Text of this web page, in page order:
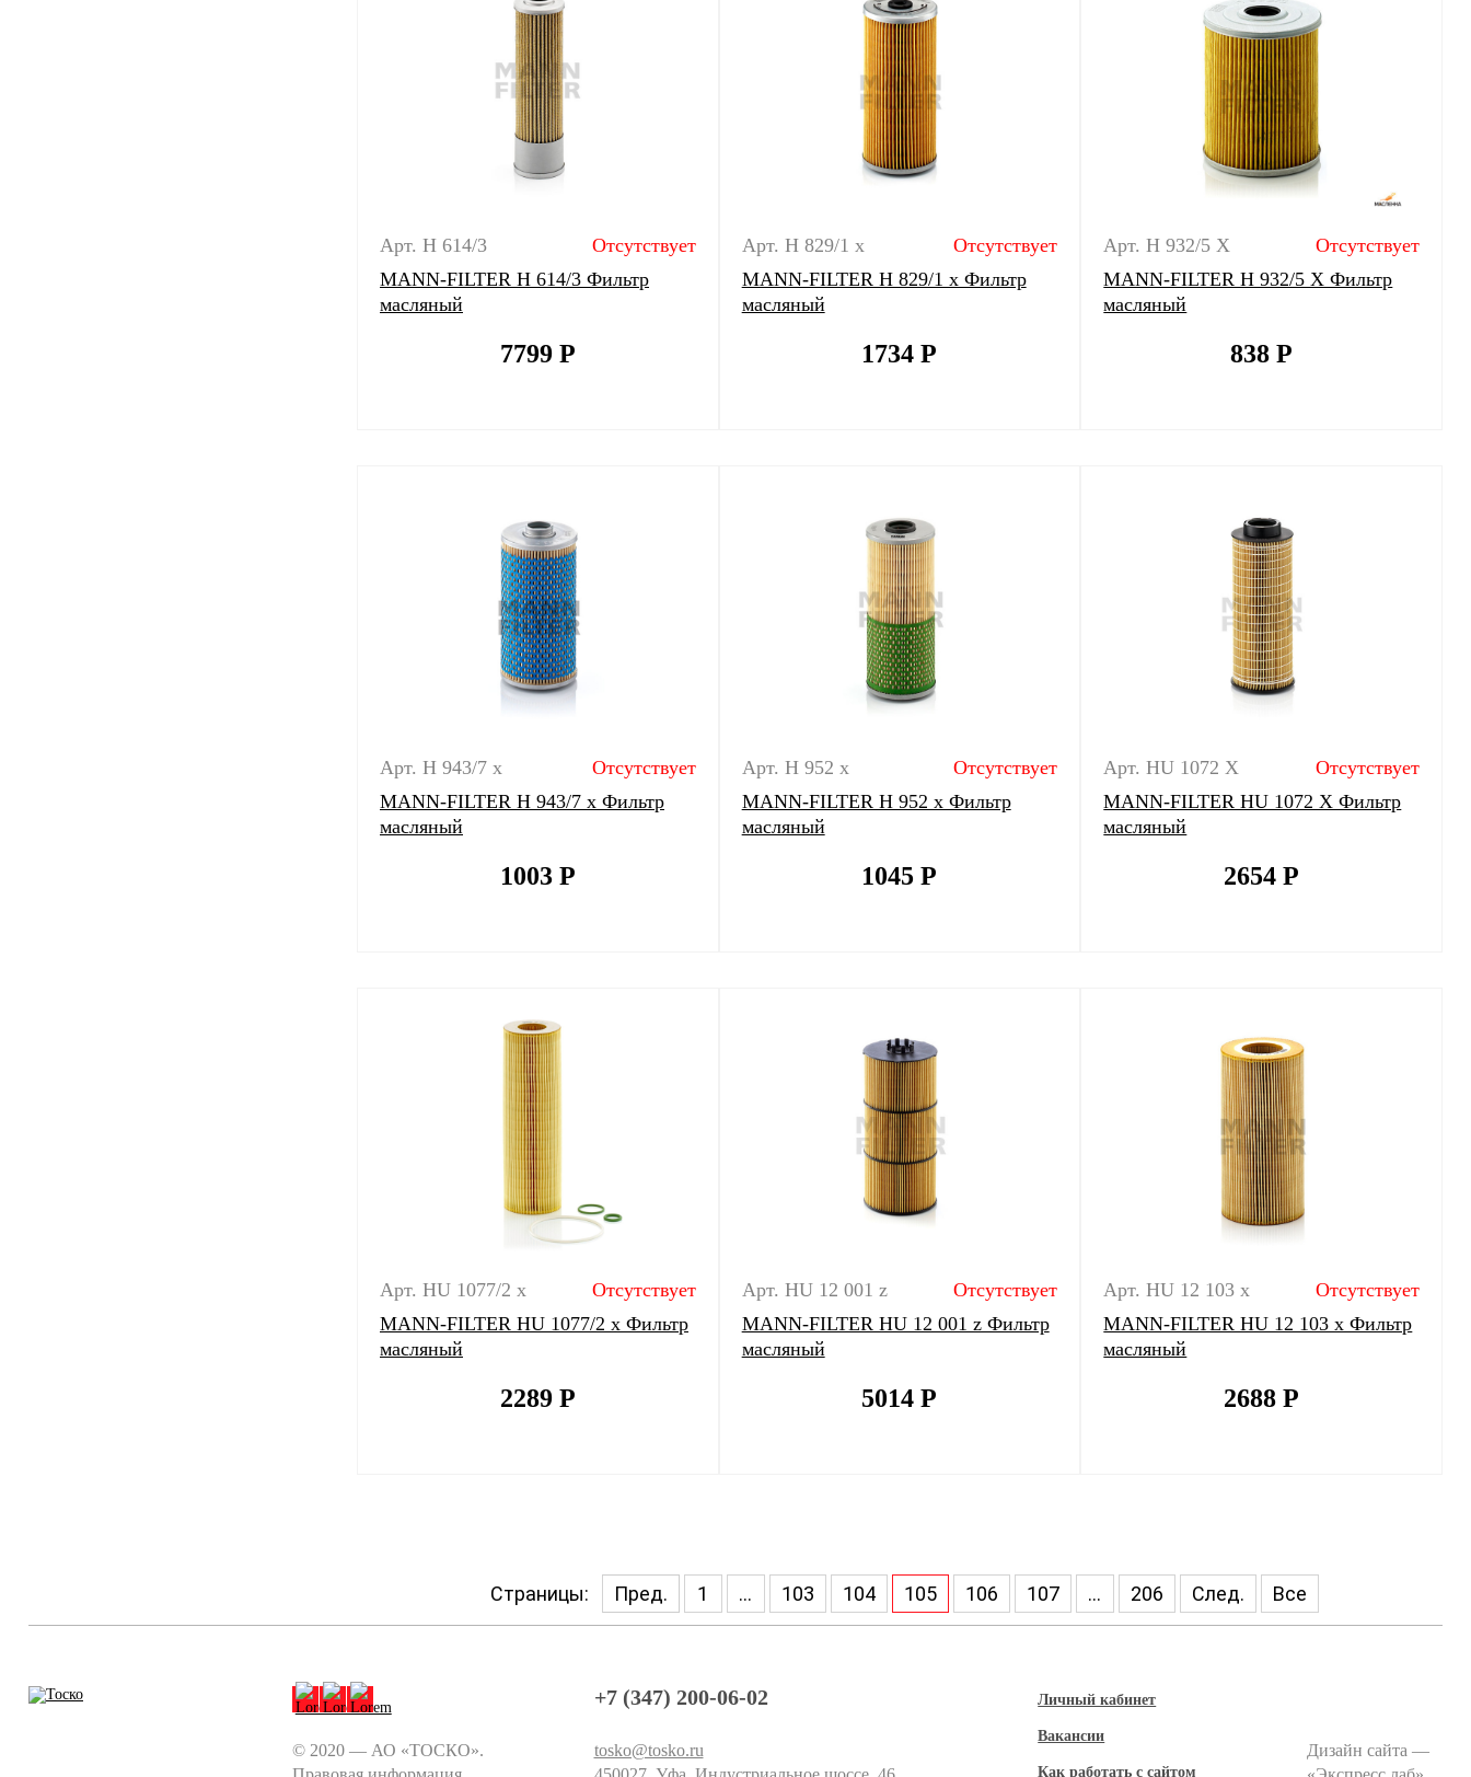
Арт. H 614/3
Отсутствует
MANN-FILTER H 614/3 Фильтр
масляный
7799 Р
Арт. H 829/1 x
Отсутствует
MANN-FILTER H 829/1 x Фильтр
масляный
1734Р
Арт. H 932/5 X
Отсутствует
MANN-FILTER H 932/5 X Фильтр
масляный
838Р
Арт. H 943/7 x
Отсутствует
MANN-FILTER H 943/7 x Фильтр
масляный
1003 Р
Арт. H 952 x
Отсутствует
MANN-FILTER H 952 x Фильтр
масляный
1045Р
Арт. HU 1072 X
Отсутствует
MANN-FILTER HU 1072 X Фильтр
масляный
2654Р
Арт. HU 1077/2 x
Отсутствует
MANN-FILTER HU 1077/2 х Фильтр
масляный
2289 Р
Арт. HU 12 001 z
Отсутствует
MANN-FILTER HU 12 001 z Фильтр
масляный
5014Р
Арт. HU 12 103 x
Отсутствует
MANN-FILTER HU 12 103 x Фильтр
масляный
2688Р
Страницы: Пред. 1 ... 103 104 105 106 107 ... 206 След. Все
© 2020 — АО «ТОСКО».
+7 (347) 200-06-02
tosko@tosko.ru
Личный кабинет
Вакансии
Как работать с сайтом
Дизайн сайта —